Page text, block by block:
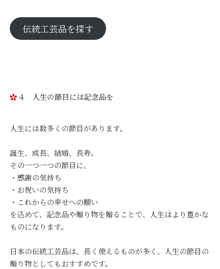
伝統工芸品を探す
４ 人生の節目には記念品を
人生には数多くの節目があります。
誕生、成長、結婚、長寿。
その一つ一つの節目に、
・感謝の気持ち
・お祝いの気持ち
・これからの幸せへの願い
を込めて、記念品や贈り物を贈ることで、人生はより豊かな
ものになります。
日本の伝統工芸品は、長く使えるものが多く、人生の節目の
贈り物としてもおすすめです。